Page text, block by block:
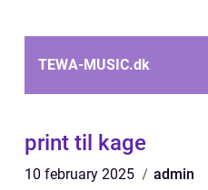
TEWA-MUSIC.dk
print til kage
10 february 2025 admin